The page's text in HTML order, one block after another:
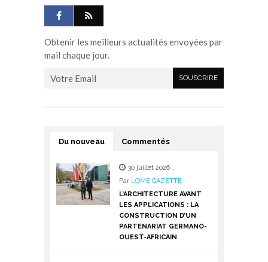
Obtenir les meilleurs actualités envoyées par
mail chaque jour.
Du nouveau Commentés
30 juillet 2026 ,
Par LOME GAZETTE
L’ARCHITECTURE AVANT
LES APPLICATIONS : LA
CONSTRUCTION D’UN
PARTENARIAT GERMANO-
OUEST-AFRICAIN